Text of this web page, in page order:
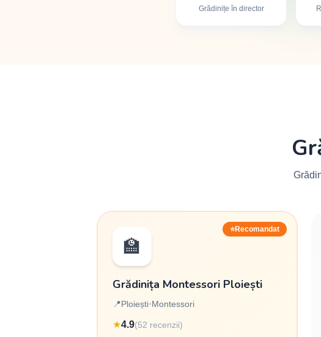
Grădinițe în director
⭐Recomandat
🏫
Grădinița Montessori Ploiești
📍Ploiești•Montessori
★4.9(52 recenzii)